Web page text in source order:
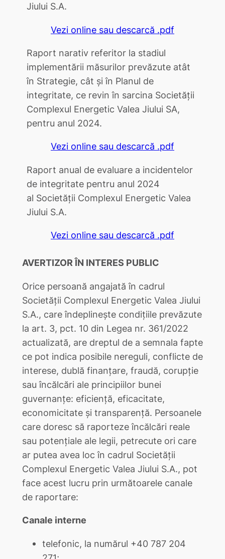
Jiului S.A.
Vezi online sau descarcă .pdf
Raport narativ referitor la stadiul
implementării măsurilor prevăzute atât
în Strategie, cât și în Planul de
integritate, ce revin în sarcina Societății
Complexul Energetic Valea Jiului SA,
pentru anul 2024.
Vezi online sau descarcă .pdf
Raport anual de evaluare a incidentelor
de integritate pentru anul 2024
al Societăţii Complexul Energetic Valea
Jiului S.A.
Vezi online sau descarcă .pdf
AVERTIZOR ÎN INTERES PUBLIC
Orice persoană angajată în cadrul
Societății Complexul Energetic Valea Jiului
S.A., care îndeplinește condițiile prevăzute
la art. 3, pct. 10 din Legea nr. 361/2022
actualizată, are dreptul de a semnala fapte
ce pot indica posibile nereguli, conflicte de
interese, dublă finanțare, fraudă, corupție
sau încălcări ale principiilor bunei
guvernanțe: eficiență, eficacitate,
economicitate și transparență. Persoanele
care doresc să raporteze încălcări reale
sau potențiale ale legii, petrecute ori care
ar putea avea loc în cadrul Societății
Complexul Energetic Valea Jiului S.A., pot
face acest lucru prin următoarele canale
de raportare:
Canale interne
telefonic, la numărul +40 787 204